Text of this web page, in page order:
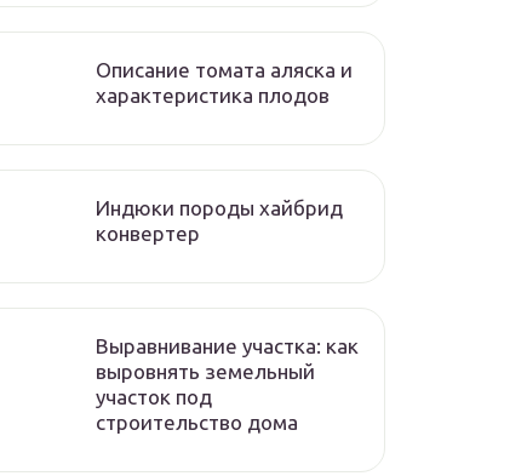
Описание томата аляска и
характеристика плодов
Индюки породы хайбрид
конвертер
Выравнивание участка: как
выровнять земельный
участок под
строительство дома